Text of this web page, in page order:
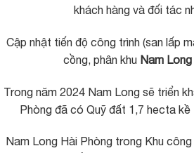
khách hàng và đối tác
Cập nhật tiến độ công trình (san lấp
cồng, phân khu Nam
Trong năm 2024 Nam Long sẽ triển
Phòng đã có Quỹ đất 1,7 hecta
Nam Long Hài Phòng trong Khu